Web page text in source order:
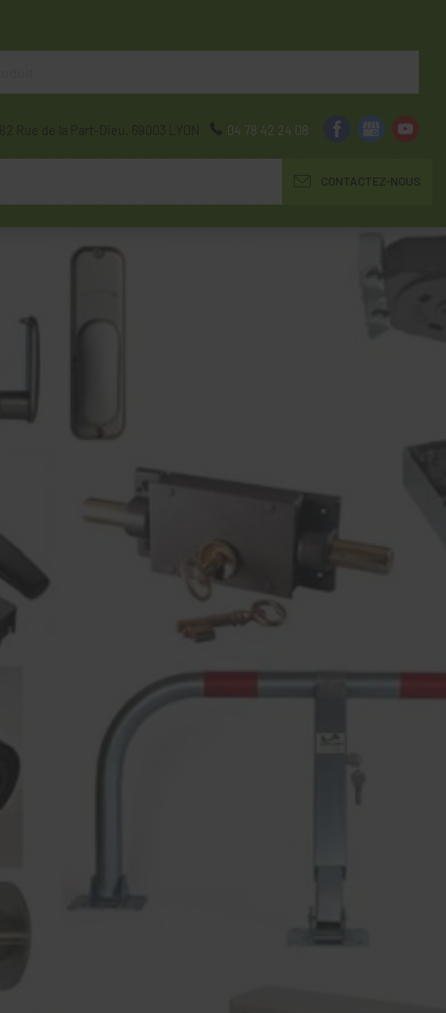
82 Rue de la Part-Dieu, 69003 LYON 04 78 42 24 08
CONTACTEZ-NOUS